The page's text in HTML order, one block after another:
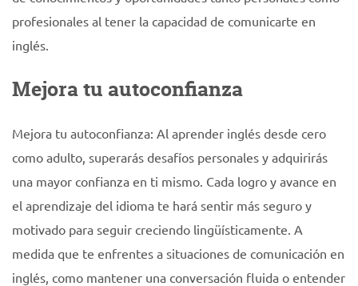
profesionales al tener la capacidad de comunicarte en
inglés.
Mejora tu autoconfianza
Mejora tu autoconfianza: Al aprender inglés desde cero
como adulto, superarás desafíos personales y adquirirás
una mayor confianza en ti mismo. Cada logro y avance en
el aprendizaje del idioma te hará sentir más seguro y
motivado para seguir creciendo lingüísticamente. A
medida que te enfrentes a situaciones de comunicación en
inglés, como mantener una conversación fluida o entender